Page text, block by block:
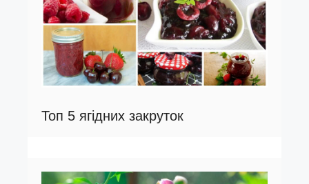
Топ 5 ягідних закруток